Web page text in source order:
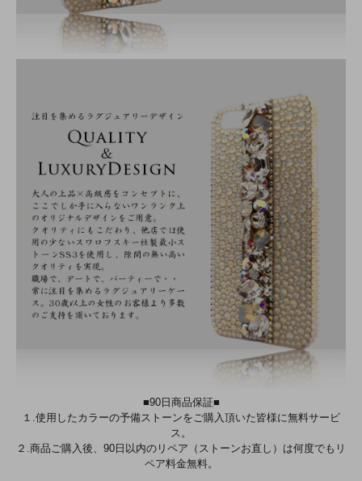
■90日商品保証■
１.使用したカラーの予備ストーンをご購入頂いた皆様に無料サービ
ス。
２.商品ご購入後、90日以内のリペア（ストーンお直し）は何度でもリ
ペア料金無料。